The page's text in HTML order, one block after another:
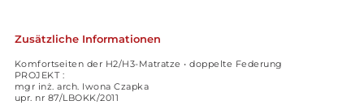
Zusätzliche Informationen
Komfortseiten der H2/H3-Matratze • doppelte Federung
PROJEKT :
mgr inż. arch. Iwona Czapka
upr. nr 87/LBOKK/2011